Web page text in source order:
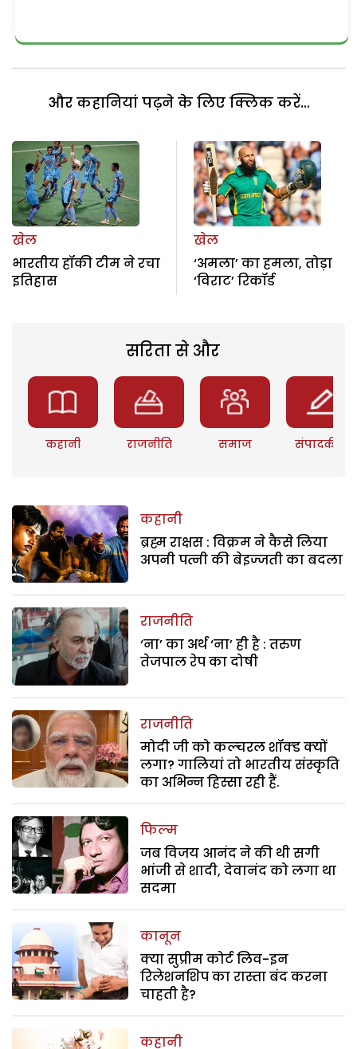
और कहानियां पढ़ने के लिए क्लिक करें...
खेल
भारतीय हॉकी टीम ने रचा
इतिहास
खेल
‘अमला’ का हमला, तोड़ा
‘विराट’ रिकॉर्ड
सरिता से और
कहानी राजनीति समाज संपादकीय
कहानी
ब्रह्म राक्षस : विक्रम ने कैसे लिया
अपनी पत्नी की बेइज्जती का बदला
राजनीति
‘ना’ का अर्थ ‘ना’ ही है : तरुण
तेजपाल रेप का दोषी
राजनीति
मोदी जी को कल्चरल शॉक्ड क्यों
लगा? गालियां तो भारतीय संस्कृति
का अभिन्न हिस्सा रही हैं.
फिल्म
जब विजय आनंद ने की थी सगी
भांजी से शादी, देवानंद को लगा था
सदमा
कानून
क्या सुप्रीम कोर्ट लिव-इन
रिलेशनशिप का रास्ता बंद करना
चाहती है?
कहानी